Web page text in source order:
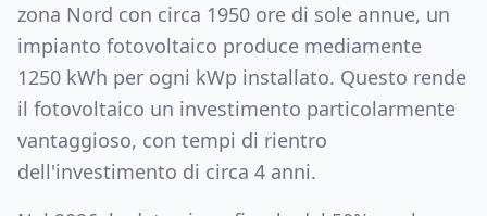
zona Nord con circa 1950 ore di sole annue, un
impianto fotovoltaico produce mediamente
1250 kWh per ogni kWp installato. Questo rende
il fotovoltaico un investimento particolarmente
vantaggioso, con tempi di rientro
dell'investimento di circa 4 anni.